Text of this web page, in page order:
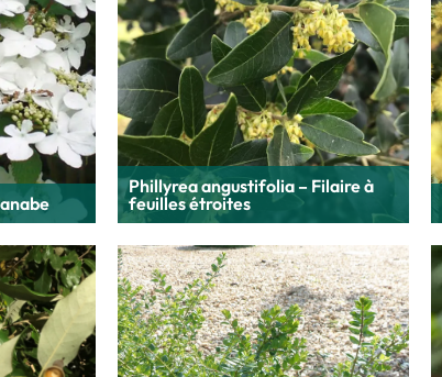
Phillyrea angustifolia – Filaire à
feuilles étroites